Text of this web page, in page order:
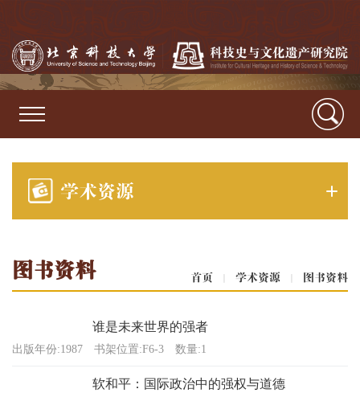
学术资源
首页 | 学术资源 | 图书资料
图书资料
谁是未来世界的强者
出版年份:1987 书架位置:F6-3 数量:1
软和平：国际政治中的强权与道德